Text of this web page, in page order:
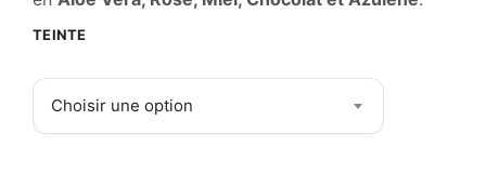
TEINTE
Choisir une option